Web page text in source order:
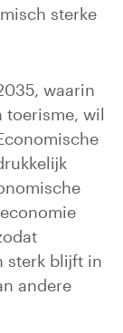
sterke
waarin
toerisme, wil
sterk blijft in
andere